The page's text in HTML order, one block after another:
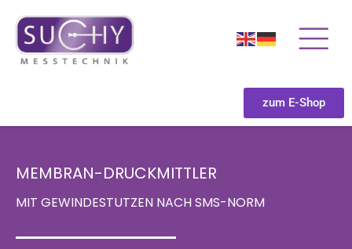
zum E-Shop
MEMBRAN-DRUCKMITTLER
MIT GEWINDESTUTZEN NACH SMS-NORM